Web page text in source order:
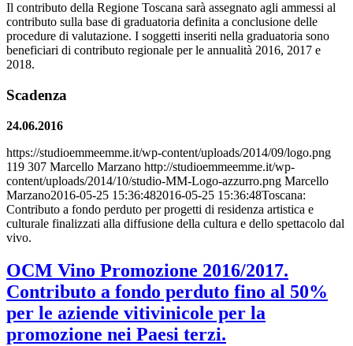
Il contributo della Regione Toscana sarà assegnato agli ammessi al
contributo sulla base di graduatoria definita a conclusione delle
procedure di valutazione. I soggetti inseriti nella graduatoria sono
beneficiari di contributo regionale per le annualità 2016, 2017 e
2018.
Scadenza
24.06.2016
https://studioemmeemme.it/wp-content/uploads/2014/09/logo.png
119 307 Marcello Marzano http://studioemmeemme.it/wp-
content/uploads/2014/10/studio-MM-Logo-azzurro.png Marcello
Marzano2016-05-25 15:36:482016-05-25 15:36:48Toscana:
Contributo a fondo perduto per progetti di residenza artistica e
culturale finalizzati alla diffusione della cultura e dello spettacolo dal
vivo.
OCM Vino Promozione 2016/2017.
Contributo a fondo perduto fino al 50%
per le aziende vitivinicole per la
promozione nei Paesi terzi.